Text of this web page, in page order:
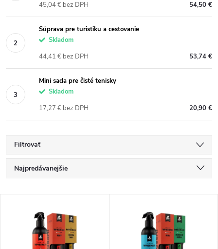
54,50 €
45,04 € bez DPH
Súprava pre turistiku a cestovanie
Skladom
53,74 €
44,41 € bez DPH
Mini sada pre čisté tenisky
Skladom
20,90 €
17,27 € bez DPH
Filtrovať
R
a
Najpredávanejšie
Abecedne